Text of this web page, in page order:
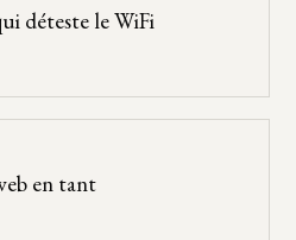
déteste le WiFi
en tant